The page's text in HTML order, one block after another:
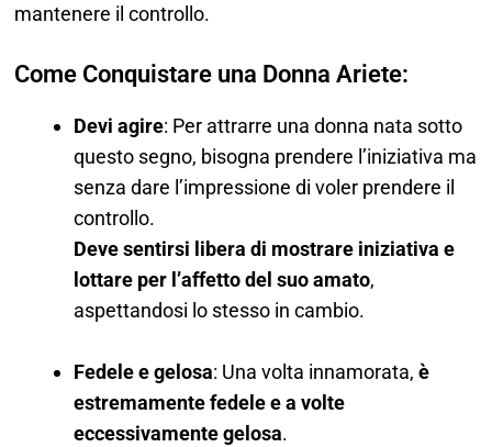
mantenere il controllo.
Come Conquistare una Donna Ariete:
Devi agire: Per attrarre una donna nata sotto
questo segno, bisogna prendere l’iniziativa ma
senza dare l’impressione di voler prendere il
controllo.
Deve sentirsi libera di mostrare iniziativa e
lottare per l’affetto del suo amato,
aspettandosi lo stesso in cambio.
Fedele e gelosa: Una volta innamorata,è
estremamente fedele e a volte
eccessivamente gelosa.